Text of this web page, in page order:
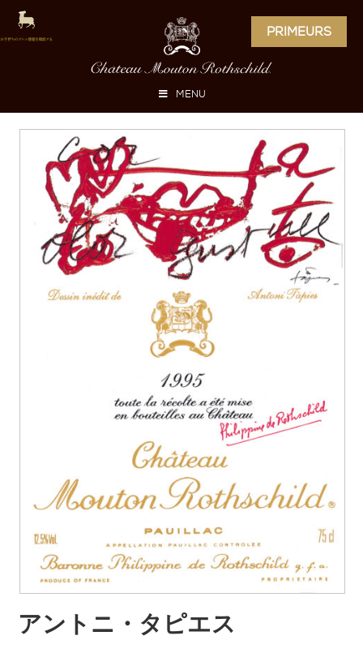
PRIMEURS
MENU
アントニ・タピエス